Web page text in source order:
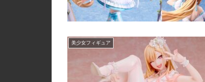
美少女フィギュア